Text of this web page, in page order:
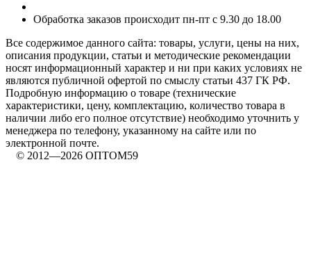
Обработка заказов происходит пн-пт с 9.30 до 18.00
Все содержимое данного сайта: товары, услуги, цены на них,
описания продукции, статьи и методические рекомендации
носят информационный характер и ни при каких условиях не
являются публичной офертой по смыслу статьи 437 ГК РФ.
Подробную информацию о товаре (технические
характеристики, цену, комплектацию, количество товара в
наличии либо его полное отсутствие) необходимо уточнить у
менеджера по телефону, указанному на сайте или по
электронной почте.
© 2012—2026 ОПТОМ59